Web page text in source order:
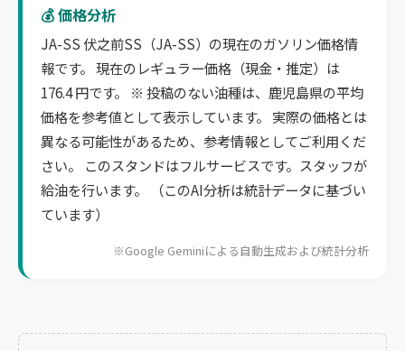
💰 価格分析
JA-SS 伏之前SS（JA-SS）の現在のガソリン価格情
報です。 現在のレギュラー価格（現金・推定）は
176.4 円です。 ※ 投稿のない油種は、鹿児島県の平均
価格を参考値として表示しています。 実際の価格とは
異なる可能性があるため、参考情報としてご利用くだ
さい。 このスタンドはフルサービスです。スタッフが
給油を行います。 （このAI分析は統計データに基づい
ています）
※Google Geminiによる自動生成および統計分析